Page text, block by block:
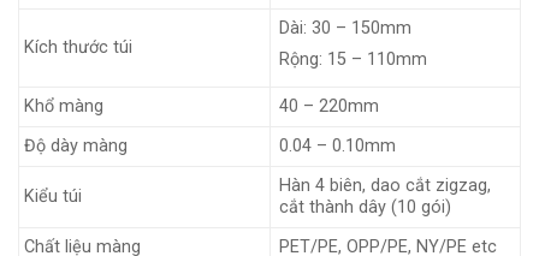
Kích thước túi
Dài: 30 – 150mm
Rộng: 15 – 110mm
Khổ màng
40 – 220mm
Độ dày màng
0.04 – 0.10mm
Kiểu túi
Hàn 4 biên, dao cắt zigzag,
cắt thành dây (10 gói)
Chất liệu màng
PET/PE, OPP/PE, NY/PE etc